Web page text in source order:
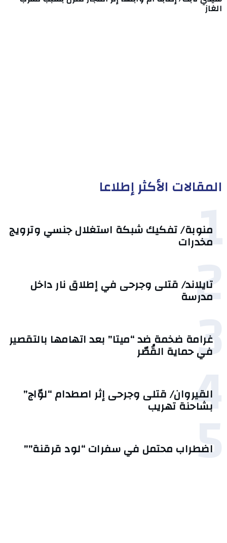
الغاز
المقالات الأكثر إطلاعا
1
منوبة/ تفكيك شبكة استغلال جنسي وترويج
مخدرات
2
تايلاند/ قتلى وجرحى في إطلاق نار داخل
مدرسة
3
غرامة ضخمة ضد “ميتا” بعد اتهامها بالتقصير
في حماية القُصّر
4
القيروان/ قتلى وجرحى إثر اصطدام “لوّاج”
بشاحنة تهريب
5
اضطراب محتمل في سفرات “لود قرقنة””